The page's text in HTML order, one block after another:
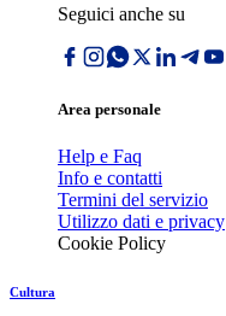
Seguici anche su
Area personale
Help e Faq
Info e contatti
Termini del servizio
Utilizzo dati e privacy
Cookie Policy
Cultura